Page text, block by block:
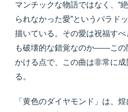
マンチックな物語ではなく、“
られなかった愛”というパラド
描いている。その愛は祝福す
も破壊的な錯覚なのか――この
かける点で、この曲は非常に
る。
「黄色のダイヤモンド」は、